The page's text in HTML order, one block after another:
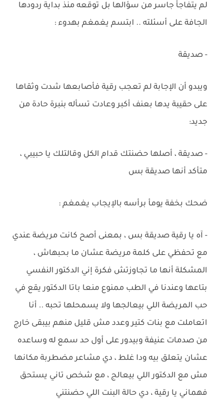
لم يتفاجأ جاسر من سؤالها بل توقعه منذ بداية ردودها
الجافة على أسئلته .. ابتسم يغمغم بهدوء :
- صديقة
ويبدو أن الإجابة لم تعجب رقية فأصابعها شدت وثقاها
على حقيبة يدها بعنف أكبر وعادت تسأله بنبرة حادة من
جديد:
- صديقة ، أصلها حضنتك قدام الكل وقالتلك يا حبيبي ،
متأكد أنها صديقة بس
ضحك بخفة يومأ برأسه بالإيجاب يغمغم :
- آه يا رقية صديقة بس ، بمعنى أصح كانت مريضة عندي
مع تحفظي على كلمة مريضة عشان ما بحبهاش ،
المشكلة أنها ما تجاوزتش فكرة إني الدكتور النفسي
بتاعها وعندنا في الطب ممنوع منعا باتا الدكتور يقع في
حب المريضة اللي بيعالجها ولا يسمحلها تحبه .. أنا
اتعاملت مع بنات كتير وعدد مش قليل منهم بيبقى خارج
من صدمات عنيفة وبيدور على أول حد سمع له وساعده
عشان يتعلق بيه ودا غلط ، دي مشاعر مضطربة مكانها
مش مع الدكتور اللي بيعالج ، مع شخص تاني يستحق
فهماني يا رقية ، دي حالة البنت اللي حضنتني